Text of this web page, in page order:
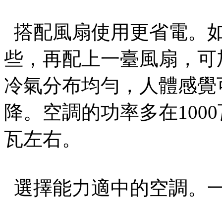
搭配風扇使用更省電
些，再配上一臺風扇，
冷氣分布均勻，人體感
降。空調的功率多在
瓦左右。
選擇能力適中的空調